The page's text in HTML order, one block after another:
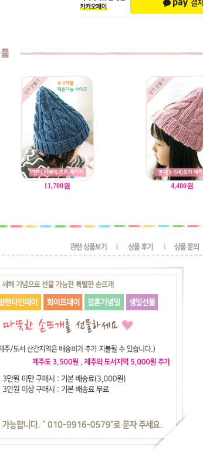
11,700원 4,400원